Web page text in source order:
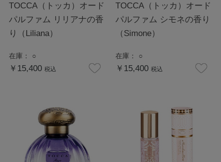
TOCCA（トッカ）オード
パルファム リリアナの香
り（Liliana）
在庫： ○
￥15,400 税込
TOCCA（トッカ）オード
パルファム シモネの香り
（Simone）
在庫： ○
￥15,400 税込